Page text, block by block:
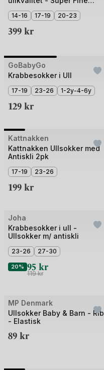
14-16 17-19 20-23
399 kr
3 for 2
Bilde
av
GoBabyGo
Krabbesokker i Ull
17-19 23-26 1-2y-4-6y
129 kr
3 for 2
Bilde
av
Kattnakken
Kattnakken Ullsokker med
Antiskli 2pk
17-19 23-26
199 kr
Joha
Krabbesokker i ull -
Ullsokker m/ antiskli
23-26 27-30
20% 95 kr
119kr
MP Denmark
Ullsokker Baby & Barn - Rib
- Elastisk
89 kr